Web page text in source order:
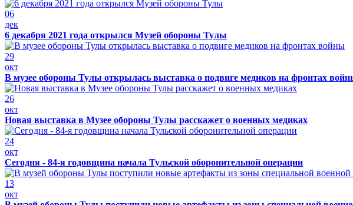
06
дек
6 декабря 2021 года открылся Музей обороны Тулы
29
окт
В музее обороны Тулы открылась выставка о подвиге медиков на фронтах
26
окт
Новая выставка в Музее обороны Тулы расскажет о военных медиках
24
окт
Сегодня - 84-я годовщина начала Тульской оборонительной операции
13
окт